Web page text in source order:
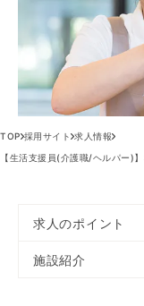
TOP 採用サイト 求人情報
【生活支援員(介護職/ヘルパー)
求人のポイント
施設紹介